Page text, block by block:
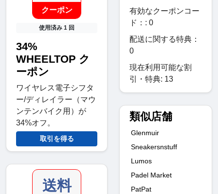
クーポン
使用済み 1 回
34%
WHEELTOP ク
ーポン
ワイヤレス電子シフタ
ー/ディレイラー（マウ
ンテンバイク用）が
34%オフ。
取引を得る
送料
有効なクーポンコー
ド：: 0
配送に関する特典：
0
現在利用可能な割
引・特典: 13
類似店舗
Glenmuir
Sneakersnstuff
Lumos
Padel Market
PatPat